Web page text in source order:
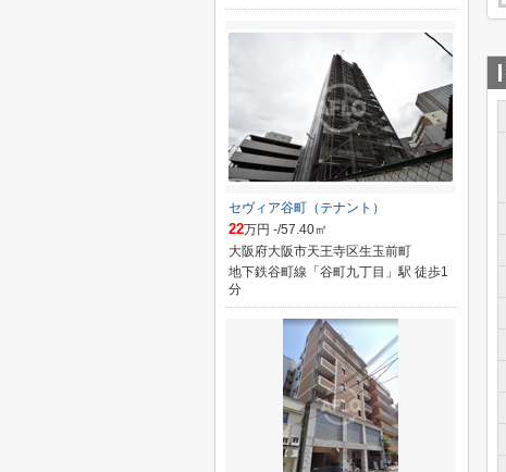
セヴィア谷町（テナント）
22万円 -/57.40㎡
大阪府大阪市天王寺区生玉前町
地下鉄谷町線「谷町九丁目」駅 徒歩1
分